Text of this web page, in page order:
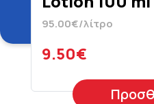
95.00€/λίτρο
9.50€